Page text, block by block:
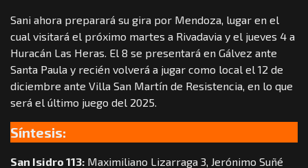
Sani ahora preparará su gira por Mendoza, lugar en el
cual visitará el próximo martes a Rivadavia y el jueves 4 a
Huracán Las Heras. El 8 se presentará en Gálvez ante
Santa Paula y recién volverá a jugar como local el 12 de
diciembre ante Villa San Martín de Resistencia, en lo que
será el último juego del 2025.
Síntesis:
San Isidro 113: Maximiliano Lizarraga 3, Jerónimo Suñé